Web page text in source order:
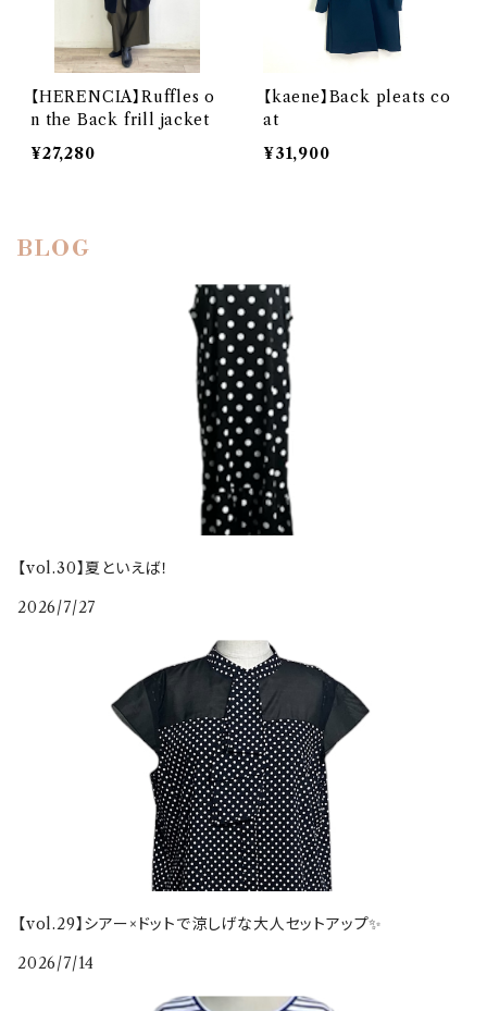
【HERENCIA】Ruffles o
n the Back frill jacket
¥27,280
【kaene】Back pleats co
at
¥31,900
BLOG
【vol.30】夏といえば！
2026/7/27
【vol.29】シアー×ドットで涼しげな大人セットアップ✨
2026/7/14